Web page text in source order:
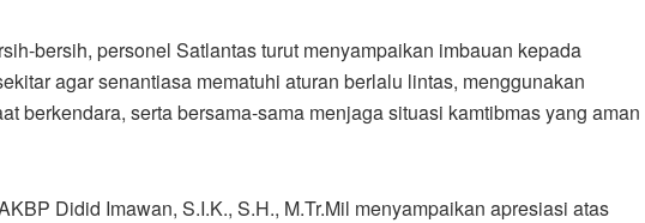
bersih, personel Satlantas turut menyampaikan imbauan kepada
agar senantiasa mematuhi aturan berlalu lintas, menggunakan
berkendara, serta bersama-sama menjaga situasi kamtibmas yang aman
Didid Imawan, S.I.K., S.H., M.Tr.Mil menyampaikan apresiasi atas